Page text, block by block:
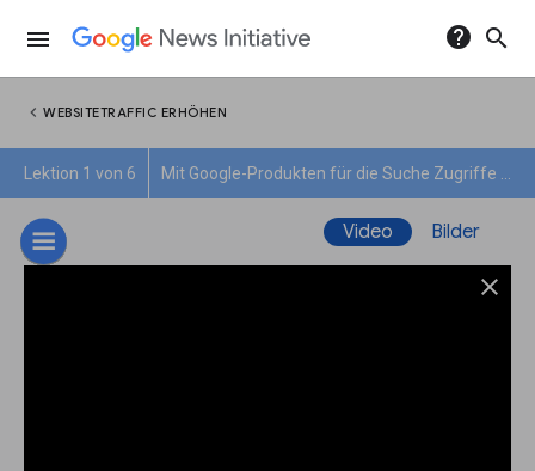
menu help search
chevron_left WEBSITETRAFFIC ERHÖHEN
Lektion 1 von 6
Video Bilder
close